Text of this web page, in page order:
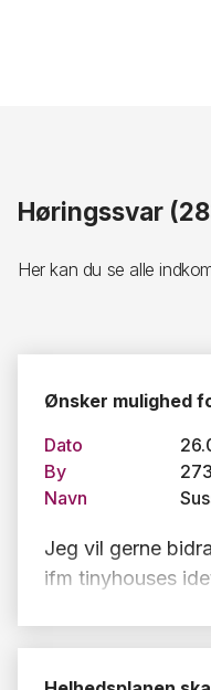
Høringssvar
Her kan du se alle
Ønsker mulighed
Dato
By
Navn
Jeg vil gerne
ifm tinyhouses